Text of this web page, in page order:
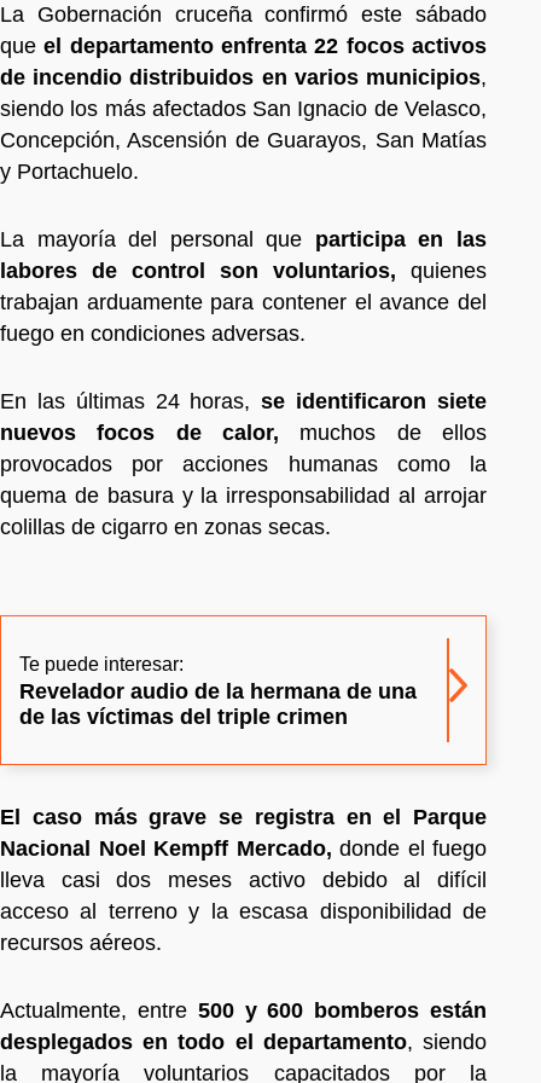
La Gobernación cruceña confirmó este sábado
que el departamento enfrenta 22 focos activos
de incendio distribuidos en varios municipios,
siendo los más afectados San Ignacio de Velasco,
Concepción, Ascensión de Guarayos, San Matías
y Portachuelo.
La mayoría del personal que participa en las
labores de control son voluntarios, quienes
trabajan arduamente para contener el avance del
fuego en condiciones adversas.
En las últimas 24 horas, se identificaron siete
nuevos focos de calor, muchos de ellos
provocados por acciones humanas como la
quema de basura y la irresponsabilidad al arrojar
colillas de cigarro en zonas secas.
Te puede interesar:
Revelador audio de la hermana de una
de las víctimas del triple crimen
El caso más grave se registra en el Parque
Nacional Noel Kempff Mercado, donde el fuego
lleva casi dos meses activo debido al difícil
acceso al terreno y la escasa disponibilidad de
recursos aéreos.
Actualmente, entre 500 y 600 bomberos están
desplegados en todo el departamento, siendo
la mayoría voluntarios capacitados por la